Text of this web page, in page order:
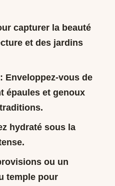
capturer la beauté
et des jardins
Enveloppez-vous de
épaules et genoux
hydraté sous la
ou un
temple pour